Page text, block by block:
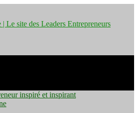
Pourquoi
inspiré et inspirant